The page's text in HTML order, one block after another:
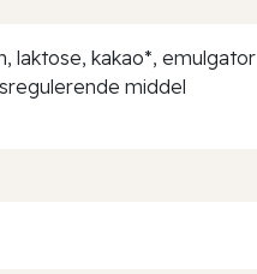
laktose, kakao*, emulgator
middel